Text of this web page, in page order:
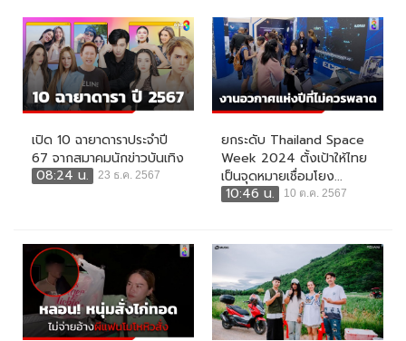
เปิด 10 ฉายาดาราประจำปี
67 จากสมาคมนักข่าวบันเทิง
08:24 น.
23 ธ.ค. 2567
ยกระดับ Thailand Space
Week 2024 ตั้งเป้าให้ไทย
เป็นจุดหมายเชื่อมโยง...
10:46 น.
10 ต.ค. 2567